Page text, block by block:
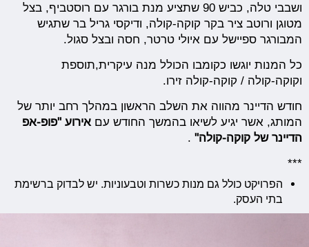
ושבבי טלה, כביש 90 שתציע מנת בורגר עם רוסטביף, בצל
מטוגן ורוטב ציר בקר קוקה-קולה, ודיקסי גריל בר שתגיש
המבורגר ספיישל עם איולי טרטר, חסה ובצל סגול.
כל המנות יוגשו כקומבו הכולל מנה עיקרית,תוספת
וקוקה-קולה / קוקה-קולה זירו.
חודש הדיינר מהווה את השלב הראשון במהלך רחב יותר של
המותג, אשר יגיע לשיאו בהמשך החודש עםאירוע "פופ-אפ
הדיינר של קוקה-קולה" .
***
הפרויקט כולל גם מנות כשרות וטבעוניות. יש לבדוק ברשימת
בתי העסק.